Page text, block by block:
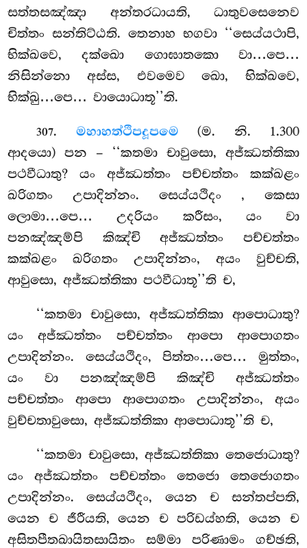
සත්තසඤ්ඤා අන්තරධායති, ධාතුවසෙනෙව
චිත්තං සන්තිට්ඨති. තෙනාහ භගවා ‘‘සෙය්යථාපි,
භික්ඛවෙ, දක්ඛො ගොඝාතකො වා…පෙ…
නිසින්නො අස්ස, එවමෙව ඛො, භික්ඛවෙ,
භික්ඛු…පෙ… වායොධාතූ’’ති.
307. මහාහත්ථිපදූපමෙ (ම. නි. 1.300
ආදයො) පන – ‘‘කතමා චාවුසො, අජ්ඣත්තිකා
පථවීධාතු? යං අජ්ඣත්තං පච්චත්තං කක්ඛළං
ඛරිගතං උපාදින්නං. සෙය්යථිදං , කෙසා
ලොමා…පෙ… උදරියං කරීසං, යං වා
පනඤ්ඤම්පි කිඤ්චි අජ්ඣත්තං පච්චත්තං
කක්ඛළං ඛරිගතං උපාදින්නං, අයං වුච්චති,
ආවුසො, අජ්ඣත්තිකා පථවීධාතූ’’ති ච,
‘‘කතමා චාවුසො, අජ්ඣත්තිකා ආපොධාතු?
යං අජ්ඣත්තං පච්චත්තං ආපො ආපොගතං
උපාදින්නං. සෙය්යථිදං, පිත්තං…පෙ… මුත්තං,
යං වා පනඤ්ඤම්පි කිඤ්චි අජ්ඣත්තං
පච්චත්තං ආපො ආපොගතං උපාදින්නං, අයං
වුච්චතාවුසො, අජ්ඣත්තිකා ආපොධාතූ’’ති ච,
‘‘කතමා චාවුසො, අජ්ඣත්තිකා තෙජොධාතු?
යං අජ්ඣත්තං පච්චත්තං තෙජො තෙජොගතං
උපාදින්නං. සෙය්යථිදං, යෙන ච සන්තප්පති,
යෙන ච ජීරීයති, යෙන ච පරිඩය්හති, යෙන ච
අසිතපීතඛායිතසායිතංසම්මා පරිණාමං ගච්ඡති,